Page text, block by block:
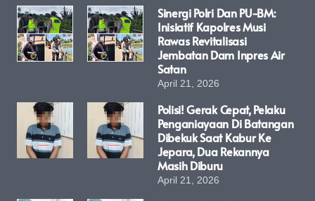
Sinergi Polri Dan PU-BM:
Inisiatif Kapolres Musi
Rawas Revitalisasi
Jembatan Dam Inpres Air
Satan
April 21, 2026
Polisi! Gerak Cepat, Pelaku
Penganiayaan Di Batangan
Dibekuk Saat Kabur Ke
Jepara, Dua Rekannya
Masih Diburu
April 21, 2026